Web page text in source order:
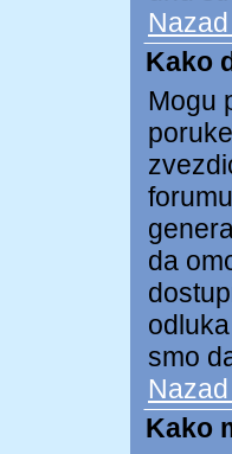
Kako
Mogu
da
smo
Kako